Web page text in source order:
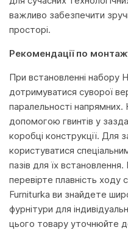
важливо забезпечити
просторі.
Рекомендації по
При встановленні набору
дотримуватися суворої
паралельності напрямних.
допомогою гвинтів у
коробці конструкції. Для
користуватися
пазів для їх
перевірте плавність ходу
Furniturka ви знайдете
фурнітури для
цього товару уточнюйте